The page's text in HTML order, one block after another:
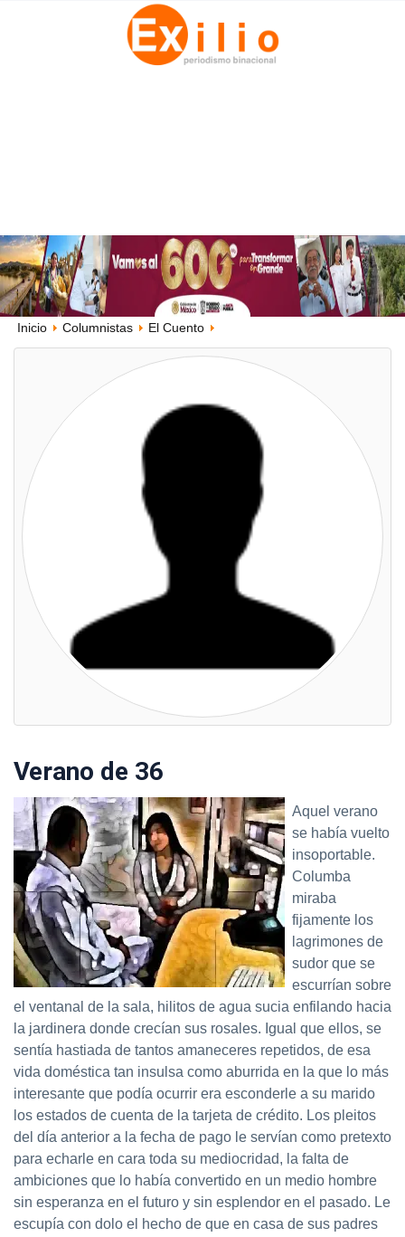
Inicio Columnistas El Cuento
Verano de 36
Aquel verano
se había vuelto
insoportable.
Columba
miraba
fijamente los
lagrimones de
sudor que se
escurrían sobre
el ventanal de la sala, hilitos de agua sucia enfilando hacia
la jardinera donde crecían sus rosales. Igual que ellos, se
sentía hastiada de tantos amaneceres repetidos, de esa
vida doméstica tan insulsa como aburrida en la que lo más
interesante que podía ocurrir era esconderle a su marido
los estados de cuenta de la tarjeta de crédito. Los pleitos
del día anterior a la fecha de pago le servían como pretexto
para echarle en cara toda su mediocridad, la falta de
ambiciones que lo había convertido en un medio hombre
sin esperanza en el futuro y sin esplendor en el pasado. Le
escupía con dolo el hecho de que en casa de sus padres